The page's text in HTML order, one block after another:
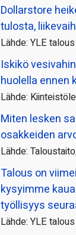
Dollarstore
tulosta,
Lähde: YLE talous
Iskikö
huolella ennen
Lähde:
Miten lesken
osakkeiden
Lähde:
Talous on
kysyimme
työllisyys
Lähde: YLE talous